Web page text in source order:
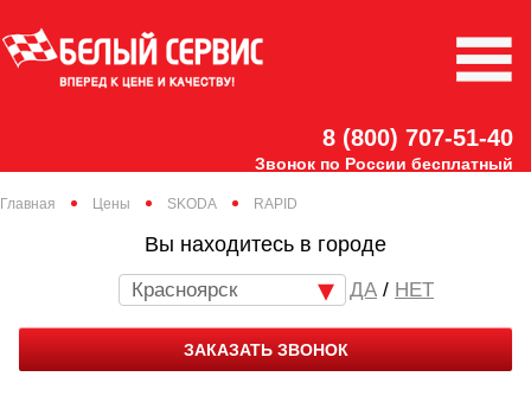
8 (800) 707-51-40
Звонок по России бесплатный
Главная Цены SKODA RAPID
Вы находитесь в городе
Красноярск / НЕТ
ЗАКАЗАТЬ ЗВОНОК